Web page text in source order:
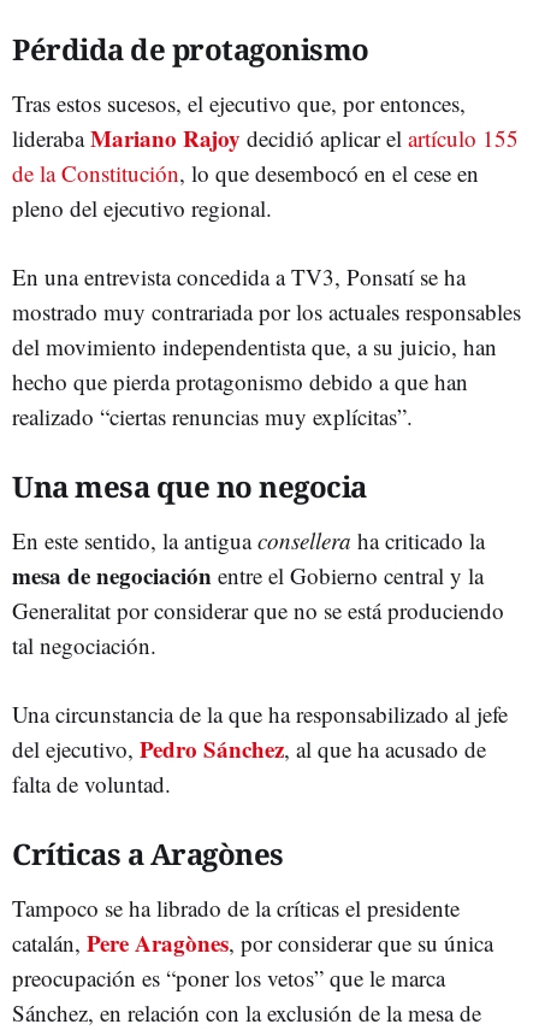
Pérdida de protagonismo
Tras estos sucesos, el ejecutivo que, por entonces,
liderabaMariano Rajoy decidió aplicar el artículo 155
de la Constitución, lo que desembocó en el cese en
pleno del ejecutivo regional.
En una entrevista concedida a TV3, Ponsatí se ha
mostrado muy contrariada por los actuales responsables
del movimiento independentista que, a su juicio, han
hecho que pierda protagonismo debido a que han
realizado “ciertas renuncias muy explícitas”.
Una mesa que no negocia
En este sentido, la antiguaconsellera ha criticado la
mesa de negociación entre el Gobierno central y la
Generalitat por considerar que no se está produciendo
tal negociación.
Una circunstancia de la que ha responsabilizado al jefe
del ejecutivo, Pedro Sánchez, al que ha acusado de
falta de voluntad.
Críticas a Aragònes
Tampoco se ha librado de la críticas el presidente
catalán, Pere Aragònes, por considerar que su única
preocupación es “poner los vetos” que le marca
Sánchez, en relación con la exclusión de la mesa de